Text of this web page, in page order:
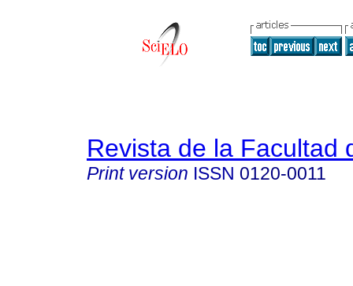
Revista de la Facultad
Print version ISSN 0120-0011